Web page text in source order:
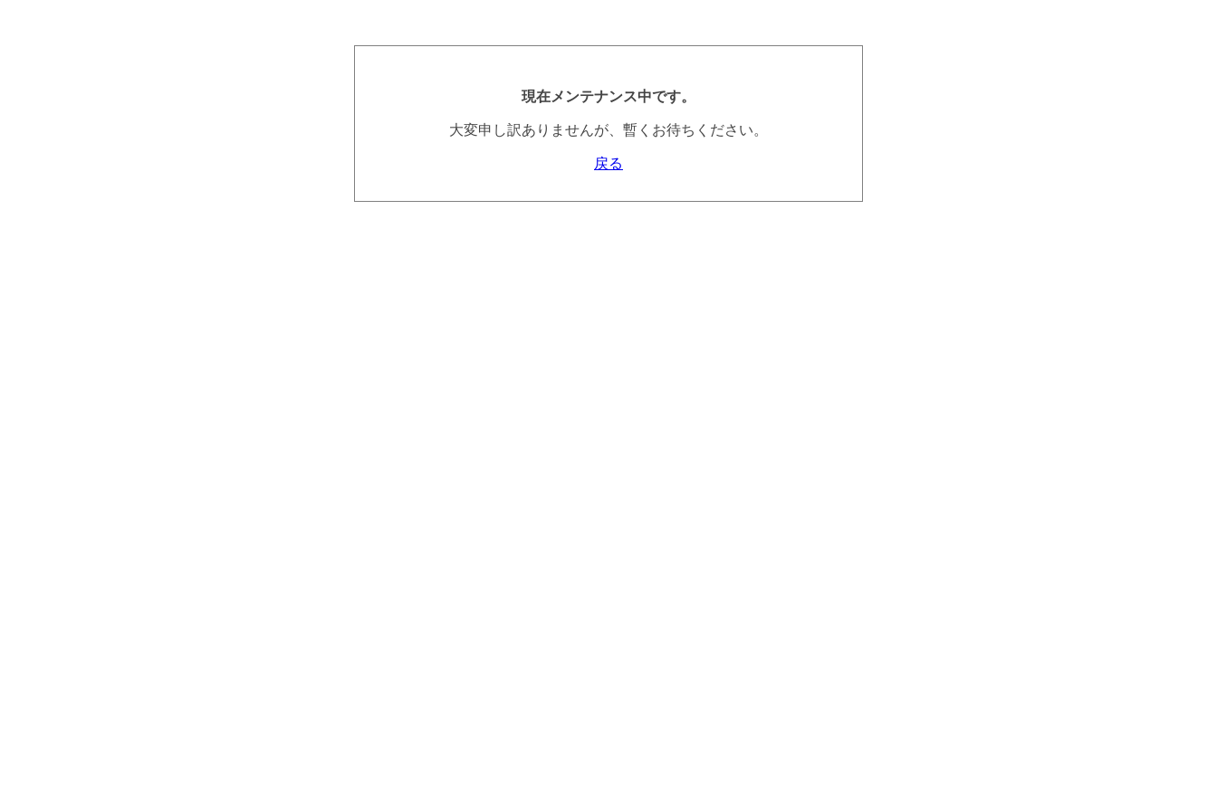
現在メンテナンス中です。
大変申し訳ありませんが、暫くお待ちください。
戻る